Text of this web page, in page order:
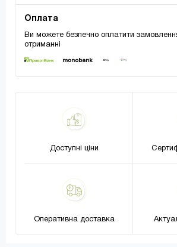
Оплата
Ви можете безпечно оплатити
отриманні
Доступні ціни
Оперативна доставка